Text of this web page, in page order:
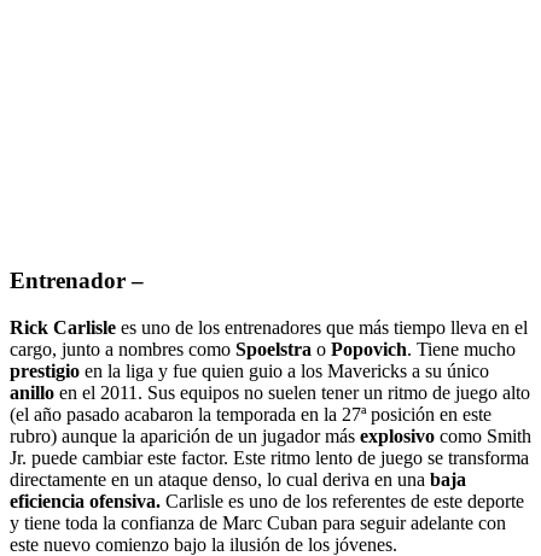
Entrenador–
Rick Carlisle es uno de los entrenadores que más tiempo lleva en el
cargo, junto a nombres como Spoelstra o Popovich. Tiene mucho
prestigio en la liga y fue quien guio a los Mavericks a su único
anillo en el 2011. Sus equipos no suelen tener un ritmo de juego alto
(el año pasado acabaron la temporada en la 27ª posición en este
rubro) aunque la aparición de un jugador más explosivo como Smith
Jr. puede cambiar este factor. Este ritmo lento de juego se transforma
directamente en un ataque denso, lo cual deriva en una baja
eficiencia ofensiva. Carlisle es uno de los referentes de este deporte
y tiene toda la confianza de Marc Cuban para seguir adelante con
este nuevo comienzo bajo la ilusión de los jóvenes.